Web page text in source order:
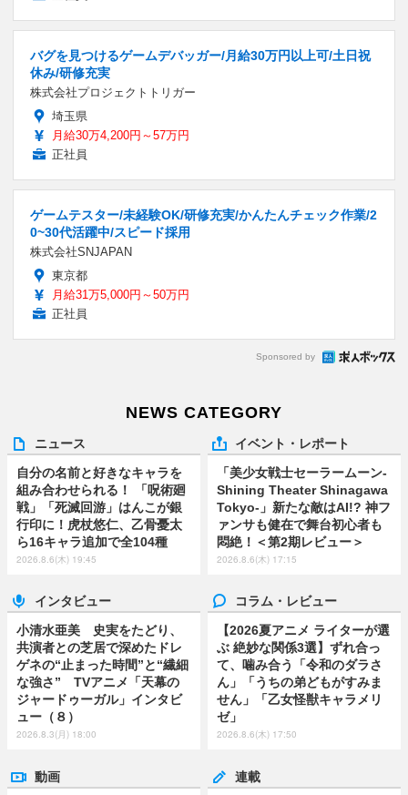
バグを見つけるゲームデバッガー/月給30万円以上可/土日祝
休み/研修充実
株式会社プロジェクトトリガー
埼玉県
月給30万4,200円～57万円
正社員
ゲームテスター/未経験OK/研修充実/かんたんチェック作業/2
0~30代活躍中/スピード採用
株式会社SNJAPAN
東京都
月給31万5,000円～50万円
正社員
Sponsored by
NEWS CATEGORY
ニュース
自分の名前と好きなキャラを
組み合わせられる！ 「呪術廻
戦」「死滅回游」はんこが銀
行印に！虎杖悠仁、乙骨憂太
ら16キャラ追加で全104種
2026.8.6(木) 19:45
イベント・レポート
「美少女戦士セーラームーン-
Shining Theater Shinagawa
Tokyo-」新たな敵はAI!? 神フ
ァンサも健在で舞台初心者も
悶絶！＜第2期レビュー＞
2026.8.6(木) 17:15
インタビュー
小清水亜美 史実をたどり、
共演者との芝居で深めたドレ
ゲネの“止まった時間”と“繊細
な強さ” TVアニメ「天幕の
ジャードゥーガル」インタビ
ュー（８）
2026.8.3(月) 18:00
コラム・レビュー
【2026夏アニメ ライターが選
ぶ 絶妙な関係3選】ずれ合っ
て、噛み合う「令和のダラさ
ん」「うちの弟どもがすみま
せん」「乙女怪獣キャラメリ
ゼ」
2026.8.6(木) 17:50
動画 連載